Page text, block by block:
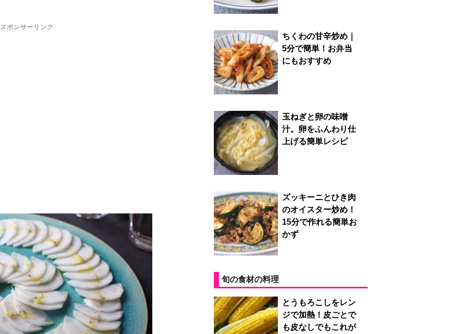
スポンサーリンク
ちくわの甘辛炒め｜
5分で簡単！お弁当
にもおすすめ
玉ねぎと卵の味噌
汁。卵をふんわり仕
上げる簡単レシピ
ズッキーニとひき肉
のオイスター炒め！
15分で作れる簡単お
かず
旬の食材の料理
とうもろこしをレン
ジで加熱！皮ごとで
も皮なしでもこれが